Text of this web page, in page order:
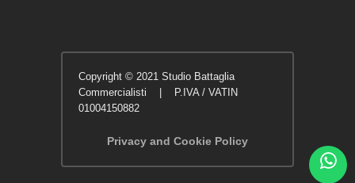
Copyright © 2021 Studio Battaglia
Commercialisti | P.IVA / VATIN
01004150882
Privacy and Cookie Policy